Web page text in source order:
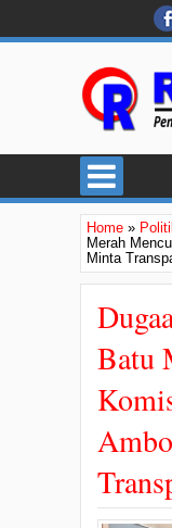
Home »
Merah
Minta
Batu